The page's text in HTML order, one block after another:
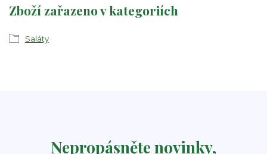
Zboží zařazeno v kategoriích
Saláty
Nepropásněte novinky,